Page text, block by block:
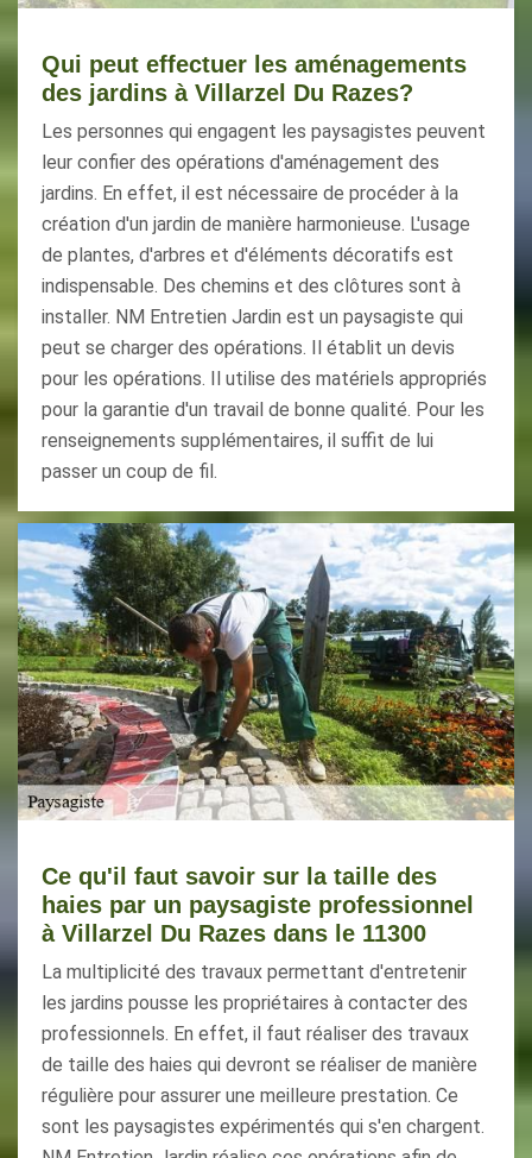
Qui peut effectuer les aménagements
des jardins à Villarzel Du Razes?
Les personnes qui engagent les paysagistes peuvent
leur confier des opérations d'aménagement des
jardins. En effet, il est nécessaire de procéder à la
création d'un jardin de manière harmonieuse. L'usage
de plantes, d'arbres et d'éléments décoratifs est
indispensable. Des chemins et des clôtures sont à
installer. NM Entretien Jardin est un paysagiste qui
peut se charger des opérations. Il établit un devis
pour les opérations. Il utilise des matériels appropriés
pour la garantie d'un travail de bonne qualité. Pour les
renseignements supplémentaires, il suffit de lui
passer un coup de fil.
Ce qu'il faut savoir sur la taille des
haies par un paysagiste professionnel
à Villarzel Du Razes dans le 11300
La multiplicité des travaux permettant d'entretenir
les jardins pousse les propriétaires à contacter des
professionnels. En effet, il faut réaliser des travaux
de taille des haies qui devront se réaliser de manière
régulière pour assurer une meilleure prestation. Ce
sont les paysagistes expérimentés qui s'en chargent.